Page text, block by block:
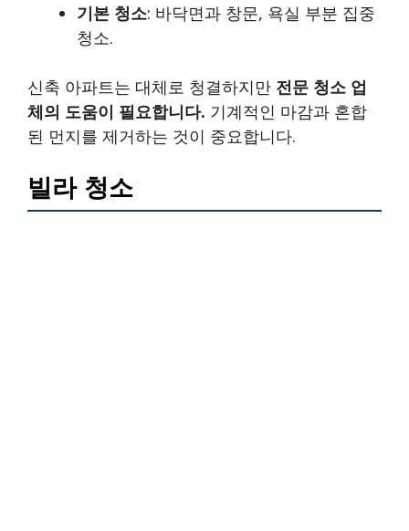
기본 청소: 바닥면과 창문, 욕실 부분 집중
청소.
신축 아파트는 대체로 청결하지만 전문 청소 업
체의 도움이 필요합니다. 기계적인 마감과 혼합
된 먼지를 제거하는 것이 중요합니다.
빌라 청소